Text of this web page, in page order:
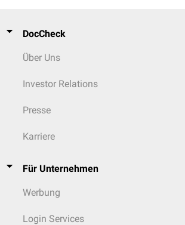
DocCheck
Über Uns
Investor Relations
Presse
Karriere
Für Unternehmen
Werbung
Login Services